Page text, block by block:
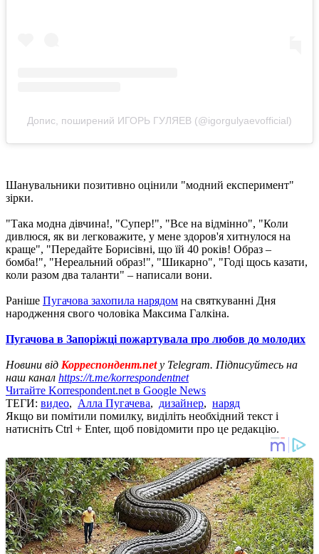
Допис, поширений ИГОРЬ ГУЛЯЕВ (@igorgulyaevofficial)
Шанувальники позитивно оцінили "модний експеримент"
зірки.
"Така модна дівчина!, "Супер!", "Все на відмінно", "Коли
дивлюся, як ви легковажите, у мене здоров'я хитнулося на
краще", "Передайте Борисівні, що їй 40 років! Образ –
бомба!", "Нереальний образ!", "Шикарно", "Годі щось казати,
коли разом два таланти" – написали вони.
Раніше Пугачова захопила нарядом на святкуванні Дня
народження свого чоловіка Максима Галкіна.
Пугачова в Запоріжці пожартувала про любов до молодих
Новини від Корреспондент.netу Telegram. Підписуйтесь на
наш канал https://t.me/korrespondentnet
Читайте Korrespondent.net в Google News
ТЕГИ: видео, Алла Пугачева, дизайнер, наряд
Якщо ви помітили помилку, виділіть необхідний текст і
натисніть Ctrl + Enter, щоб повідомити про це редакцію.